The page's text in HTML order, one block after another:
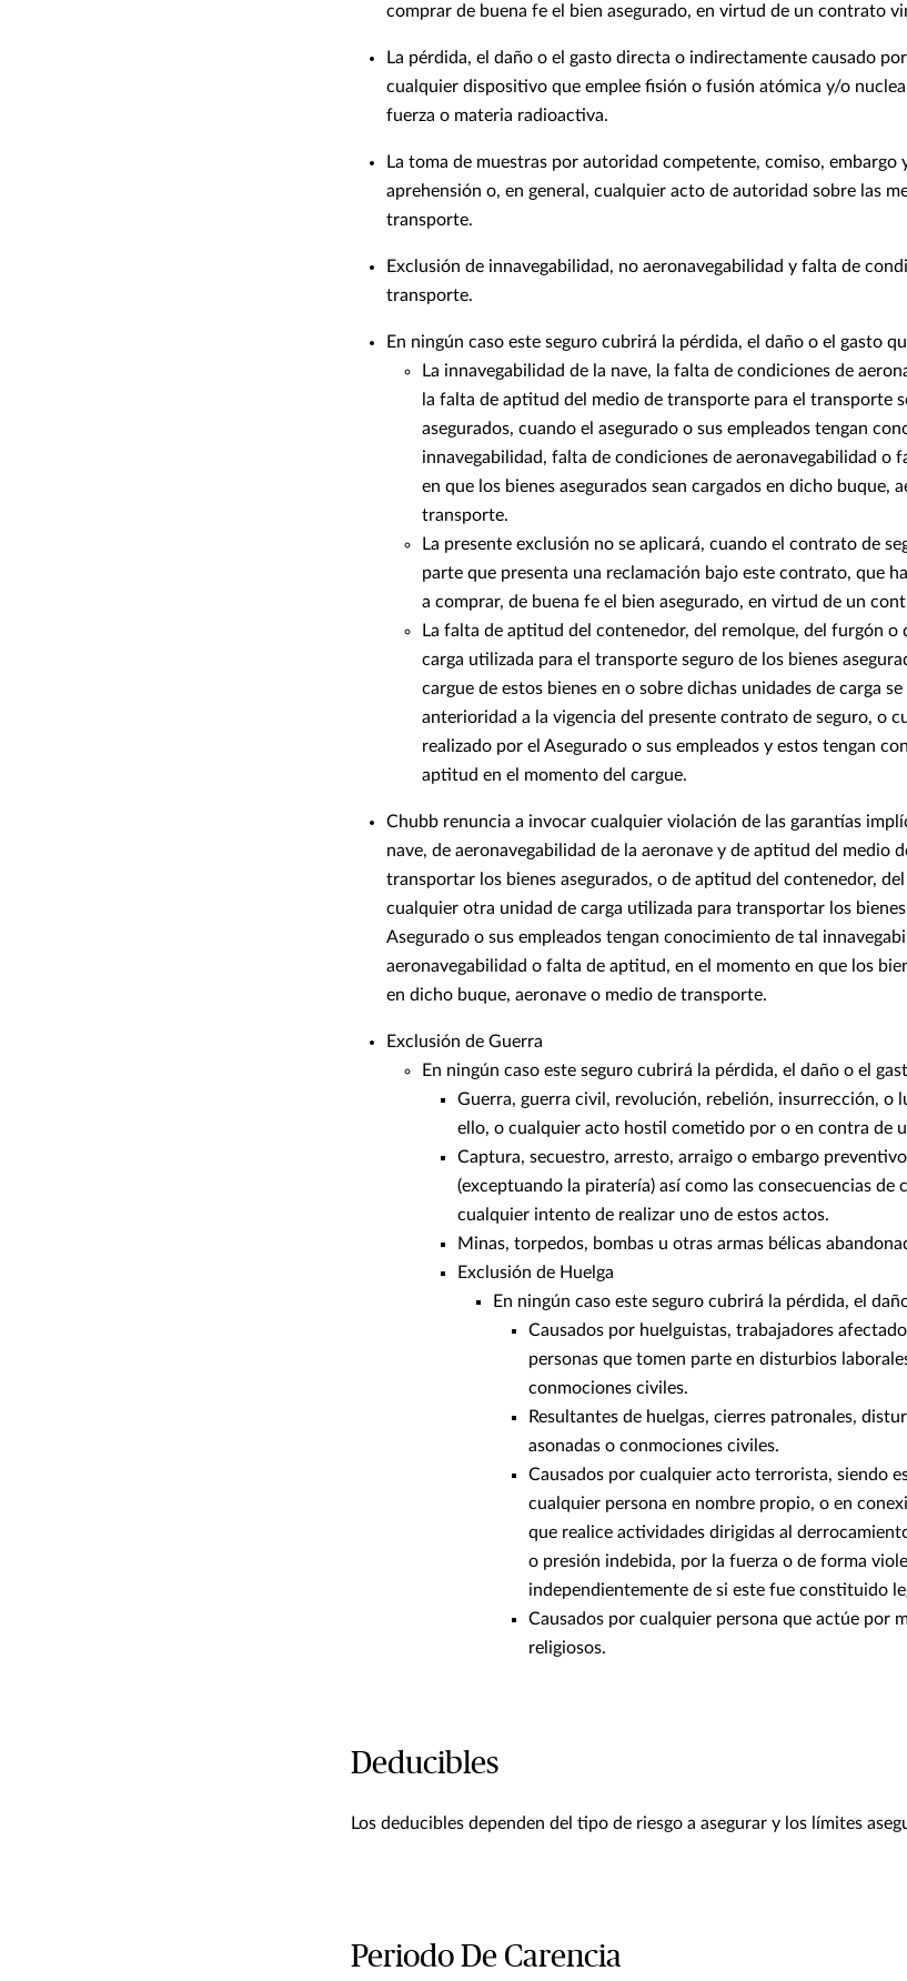
comprar de buena fe el bien asegurado, en virtud de un contrato
La pérdida, el daño o el gasto directa o indirectamente causado
cualquier dispositivo que emplee fisión o fusión atómica y/o
fuerza o materia radioactiva.
La toma de muestras por autoridad competente, comiso, embargo
aprehensión o, en general, cualquier acto de autoridad sobre las
transporte.
Exclusión de innavegabilidad, no aeronavegabilidad y falta de
transporte.
En ningún caso este seguro cubrirá la pérdida, el daño o el gasto
La innavegabilidad de la nave, la falta de condiciones de
la falta de aptitud del medio de transporte para el transporte
asegurados, cuando el asegurado o sus empleados tengan
innavegabilidad, falta de condiciones de aeronavegabilidad o
en que los bienes asegurados sean cargados en dicho buque,
transporte.
La presente exclusión no se aplicará, cuando el contrato de
parte que presenta una reclamación bajo este contrato, que
a comprar, de buena fe el bien asegurado, en virtud de un
La falta de aptitud del contenedor, del remolque, del furgón o
carga utilizada para el transporte seguro de los bienes
cargue de estos bienes en o sobre dichas unidades de carga
anterioridad a la vigencia del presente contrato de seguro, o
realizado por el Asegurado o sus empleados y estos tengan
aptitud en el momento del cargue.
Chubb renuncia a invocar cualquier violación de las garantías
nave, de aeronavegabilidad de la aeronave y de aptitud del medio
transportar los bienes asegurados, o de aptitud del contenedor,
cualquier otra unidad de carga utilizada para transportar los bienes
Asegurado o sus empleados tengan conocimiento de tal
aeronavegabilidad o falta de aptitud, en el momento en que los
en dicho buque, aeronave o medio de transporte.
Exclusión de Guerra
En ningún caso este seguro cubrirá la pérdida, el daño o el
Guerra, guerra civil, revolución, rebelión, insurrección, o
ello, o cualquier acto hostil cometido por o en contra de
Captura, secuestro, arresto, arraigo o embargo
(exceptuando la piratería) así como las consecuencias de
cualquier intento de realizar uno de estos actos.
Minas, torpedos, bombas u otras armas bélicas
Exclusión de Huelga
En ningún caso este seguro cubrirá la pérdida, el
Causados por huelguistas, trabajadores
personas que tomen parte en disturbios
conmociones civiles.
Resultantes de huelgas, cierres patronales,
asonadas o conmociones civiles.
Causados por cualquier acto terrorista, siendo
cualquier persona en nombre propio, o en
que realice actividades dirigidas al
o presión indebida, por la fuerza o de forma
independientemente de si este fue constituido
Causados por cualquier persona que actúe por
religiosos.
Deducibles
Los deducibles dependen del tipo de riesgo a asegurar y los límites
Periodo De Carencia